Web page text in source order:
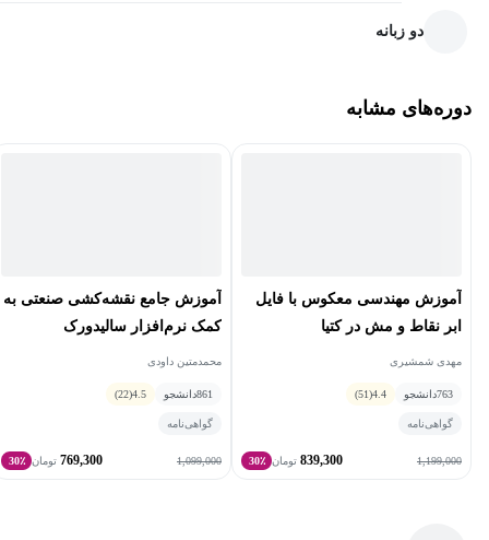
دو زبانه
دوره‌های مشابه
آموزش مهندسی معکوس با فایل
ابر نقاط و مش در کتیا
مهدی شمشیری
763دانشجو 4.4
(51)
گواهی‌نامه
1,199,000
839,300 تومان 30٪
آموزش جامع نقشه‌کشی صنعتی به
کمک نرم‌افزار سالیدورک
محمدمتین داودی
861دانشجو 4.5
(22)
گواهی‌نامه
1,099,000
769,300 تومان 30٪